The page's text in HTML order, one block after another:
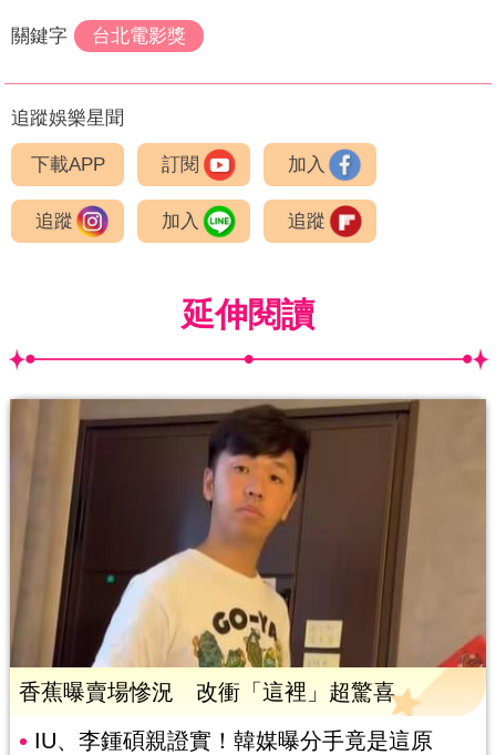
關鍵字 台北電影獎
追蹤娛樂星聞
下載APP 訂閱 加入
追蹤 加入 追蹤
延伸閱讀
香蕉曝賣場慘況 改衝「這裡」超驚喜
IU、李鍾碩親證實！韓媒曝分手竟是這原